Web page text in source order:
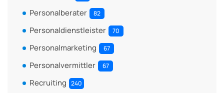
Personalberater 82
Personaldienstleister 70
Personalmarketing 67
Personalvermittler 67
Recruiting 240